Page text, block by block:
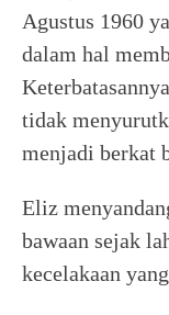
Agustus 1960
dalam hal
tidak
menjadi berkat
Eliz
bawaan sejak
kecelakaan